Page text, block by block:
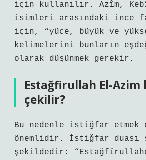
için kullanılır. Azîm,
isimleri arasındaki ince
için, “yüce, büyük ve
kelimelerini bunların
olarak düşünmek gerekir.
Estağfirullah El-Azim
çekilir?
Bu nedenle istiğfar etmek
önemlidir. İstiğfar duası
şekildedir: